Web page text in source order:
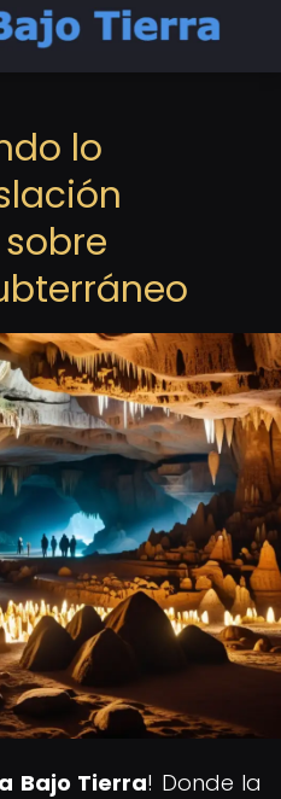
lo
Bajo Tierra! Donde la